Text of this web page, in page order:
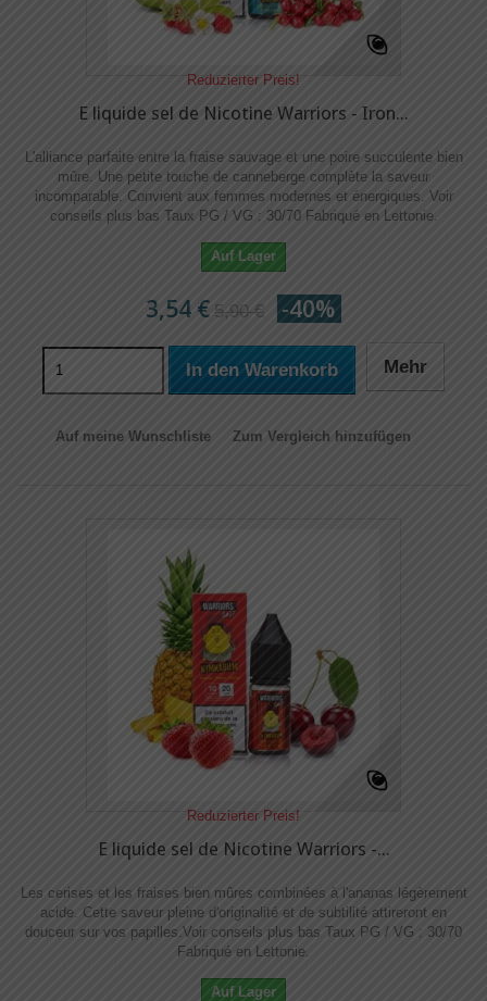
Reduzierter Preis!
E liquide sel de Nicotine Warriors - Iron...
L'alliance parfaite entre la fraise sauvage et une poire succulente bien
mûre. Une petite touche de canneberge complète la saveur
incomparable. Convient aux femmes modernes et énergiques. Voir
conseils plus bas Taux PG / VG : 30/70 Fabriqué en Lettonie.
Auf Lager
3,54 € 5,90 € -40%
In den Warenkorb Mehr
Auf meine Wunschliste Zum Vergleich hinzufügen
Reduzierter Preis!
E liquide sel de Nicotine Warriors -...
Les cerises et les fraises bien mûres combinées à l'ananas légèrement
acide. Cette saveur pleine d'originalité et de subtilité attireront en
douceur sur vos papilles.​Voir conseils plus bas Taux PG / VG : 30/70
Fabriqué en Lettonie.
Auf Lager